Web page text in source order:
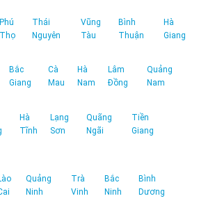
Phú
Thọ
Thái
Nguyên
Vũng
Tàu
Bình
Thuận
Hà
Giang
Bắc
Giang
Cà
Mau
Hà
Nam
Lâm
Đồng
Quảng
Nam
Hà
Tĩnh
Lạng
Sơn
Quãng
Ngãi
Tiền
Giang
Quảng
Ninh
Trà
Vinh
Bắc
Ninh
Bình
Dương